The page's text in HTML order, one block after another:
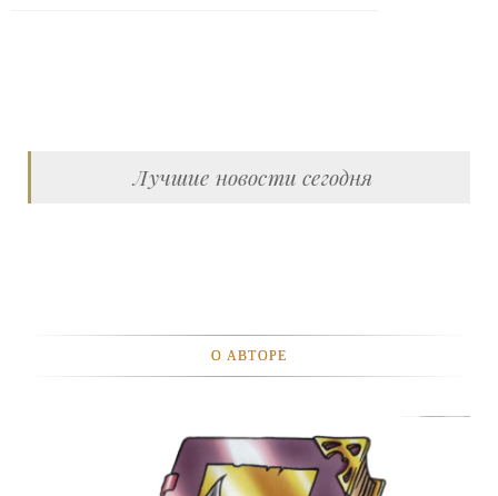
Лучшие новости сегодня
О АВТОРЕ